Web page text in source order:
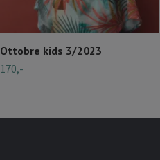
Ottobre kids 3/2023
170,-